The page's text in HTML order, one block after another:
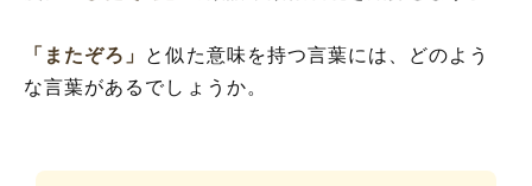
「またぞろ」 と似た意味を持つ言葉には、どのよう
な言葉があるでしょうか。